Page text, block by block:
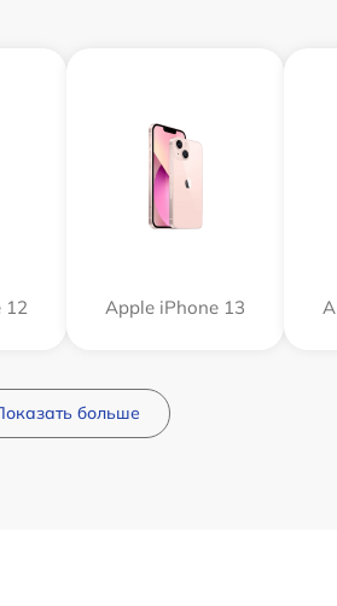
12 Apple iPhone 13
больше